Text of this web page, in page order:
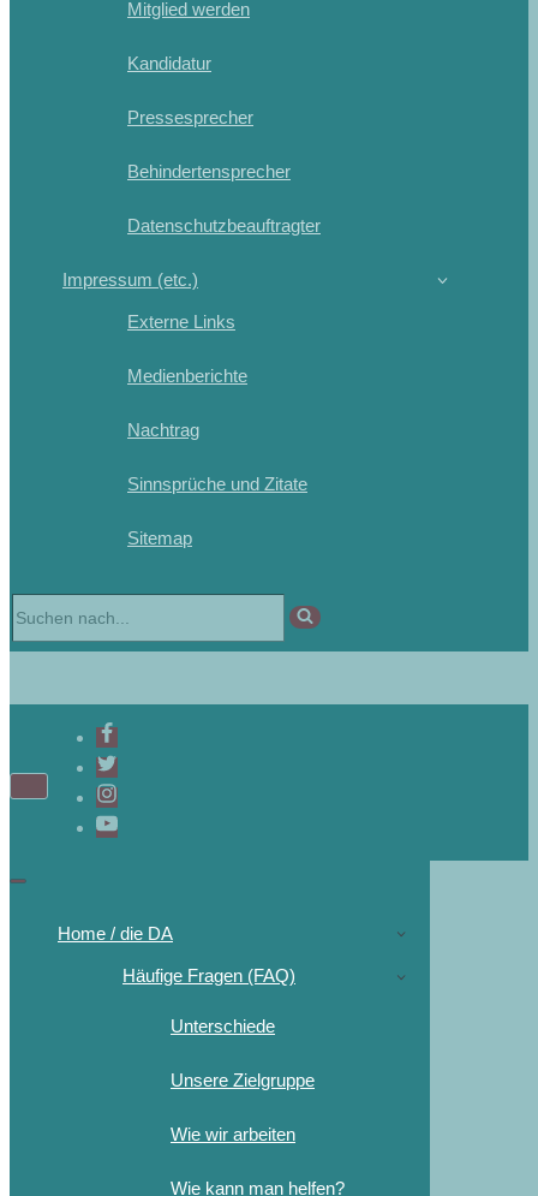
Mitglied werden
Kandidatur
Pressesprecher
Behindertensprecher
Datenschutzbeauftragter
Impressum (etc.)
Externe Links
Medienberichte
Nachtrag
Sinnsprüche und Zitate
Sitemap
Home / die DA
Häufige Fragen (FAQ)
Unterschiede
Unsere Zielgruppe
Wie wir arbeiten
Wie kann man helfen?